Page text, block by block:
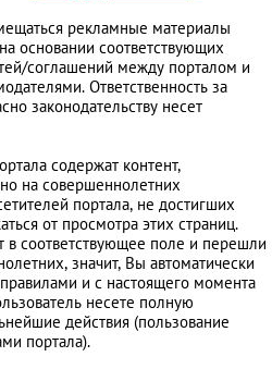
рекламные материалы
основании соответствующих
соглашений между порталом и
Ответственность за
законодательству несет
содержат контент,
на совершеннолетних
портала, не достигших
от просмотра этих страниц.
в соответствующее поле и перешли
значит, Вы автоматически
и с настоящего момента
несете полную
действия (пользование
портала).